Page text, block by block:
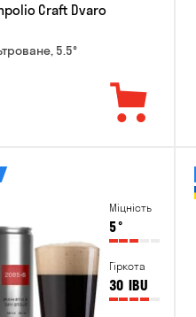
Craft Dvaro
5.5°
Міцність
5°
Гіркота
30 IBU